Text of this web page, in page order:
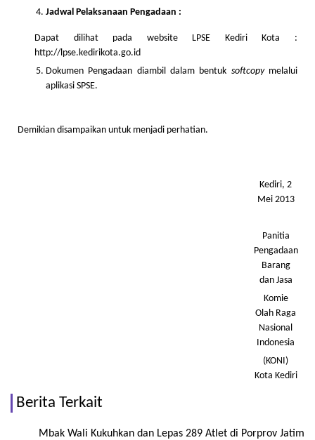
Jadwal Pelaksanaan Pengadaan :
Dapat dilihat pada website LPSE Kediri Kota :
http://lpse.kedirikota.go.id
Dokumen Pengadaan diambil dalam bentuk softcopymelalui
aplikasi SPSE.
Demikian disampaikan untuk menjadi perhatian.
Kediri, 2
Mei 2013
Panitia
Pengadaan
Barang
dan Jasa
Komie
Olah Raga
Nasional
Indonesia
(KONI)
Kota Kediri
Berita Terkait
Mbak Wali Kukuhkan dan Lepas 289 Atlet di Porprov Jatim